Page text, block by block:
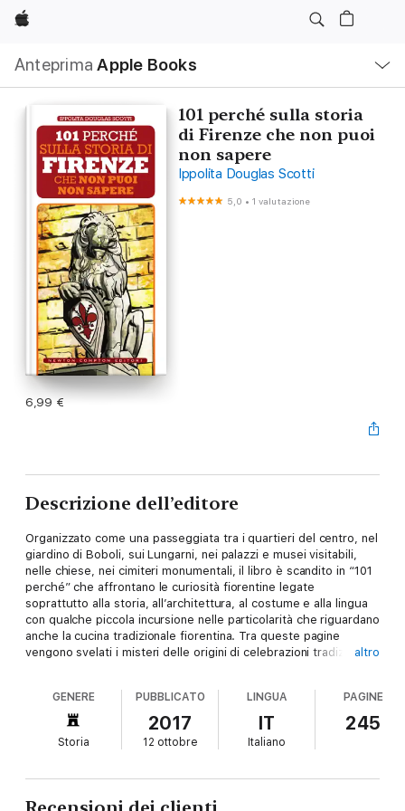
Apple
Anteprima Apple Books
locale
Apri
Menu
101 perché sulla storia
di Firenze che non puoi
non sapere
Ippolita Douglas Scotti
5,0 •1 valutazione
6,99 €
Descrizione dell’editore
Organizzato come una passeggiata tra i quartieri del centro, nel
giardino di Boboli, sui Lungarni, nei palazzi e musei visitabili,
nelle chiese, nei cimiteri monumentali, il libro è scandito in “101
perché” che affrontano le curiosità fiorentine legate
soprattutto alla storia, all’architettura, al costume e alla lingua
con qualche piccola incursione nelle particolarità che riguardano
anche la cucina tradizionale fiorentina. Tra queste pagine
vengono svelati i misteri delle origini di celebrazioni tradizionali
modo narrativo e appassionante, un baedeker che accompagna
il lettore in un viaggio fra le pieghe del tempo per rivivere la
storia della città e lo spirito che ne ha sempre contraddistinto
gli abitanti.
Perché sul Ponte Vecchio ci sono gli orafi?
altro
GENERE
Storia
PUBBLICATO
2017
12 ottobre
LINGUA
IT
Italiano
PAGINE
245